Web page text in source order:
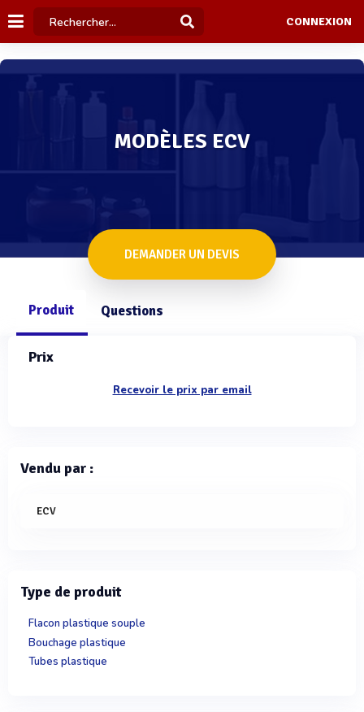
CONNEXION
MODÈLES ECV
DEMANDER UN DEVIS
Produit Questions
Prix
Recevoir le prix par email
Vendu par :
ECV
Type de produit
Flacon plastique souple
Bouchage plastique
Tubes plastique